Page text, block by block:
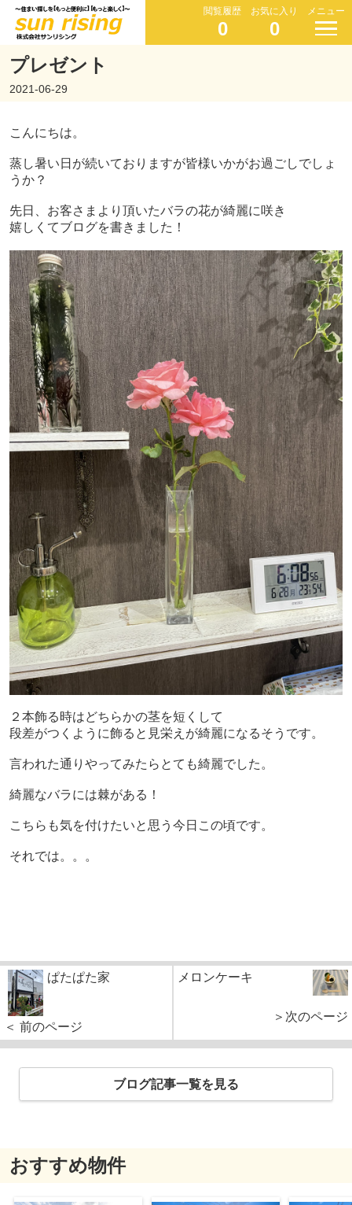
閲覧履歴
0
お気に入り
0
メニュー
プレゼント
2021-06-29
こんにちは。
蒸し暑い日が続いておりますが皆様いかがお過ごしでしょ
うか？
先日、お客さまより頂いたバラの花が綺麗に咲き
嬉しくてブログを書きました！
２本飾る時はどちらかの茎を短くして
段差がつくように飾ると見栄えが綺麗になるそうです。
言われた通りやってみたらとても綺麗でした。
綺麗なバラには棘がある！
こちらも気を付けたいと思う今日この頃です。
それでは。。。
ぱたぱた家
＜ 前のページ
メロンケーキ
＞次のページ
ブログ記事一覧を見る
おすすめ物件